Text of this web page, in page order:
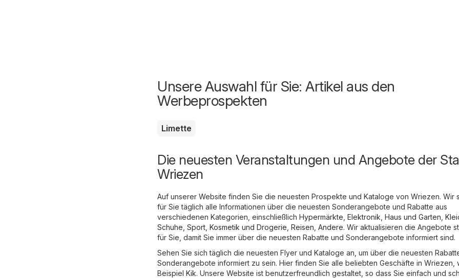
Unsere Auswahl für Sie: Artikel aus den
Werbeprospekten
Limette
Die neuesten Veranstaltungen und Angebote der
Wriezen
Auf unserer Website finden Sie die neuesten Prospekte und Kataloge von Wriezen. Wir
für Sie täglich alle Informationen über die neuesten Sonderangebote und Rabatte aus
verschiedenen Kategorien, einschließlich Hypermärkte Elektronik Haus und Garten
Schuhe, Sport Kosmetik und Drogerie Reisen Andere. Wir aktualisieren die Angebote
für Sie, damit Sie immer über die neuesten Rabatte und Sonderangebote informiert sind.
Sehen Sie sich täglich die neuesten Flyer und Kataloge an, um über die neuesten
Sonderangebote informiert zu sein. Hier finden Sie alle beliebten Geschäfte in Wriezen,
Beispiel Kik. Unsere Website ist benutzerfreundlich gestaltet, so dass Sie einfach und